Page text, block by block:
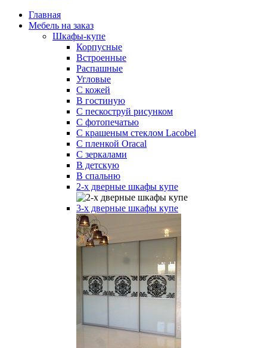
Главная
Мебель на заказ
Шкафы-купе
Корпусные
Встроенные
Распашные
Угловые
С кожей
В гостиную
С пескоструй рисунком
С фотопечатью
С крашеным стеклом Lacobel
С пленкой Oracal
С зеркалами
В детскую
В спальню
2-х дверные шкафы купе
3-х дверные шкафы купе